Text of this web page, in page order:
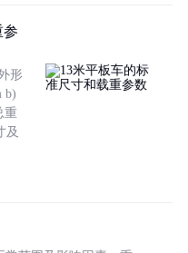
参
形
b)
重
及